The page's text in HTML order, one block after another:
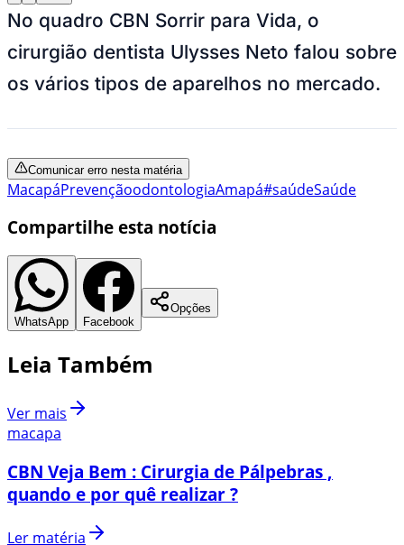
No quadro CBN Sorrir para Vida, o
cirurgião dentista Ulysses Neto falou sobre
os vários tipos de aparelhos no mercado.
Comunicar erro nesta matéria
MacapáPrevençãoodontologiaAmapá#saúdeSaúde
Compartilhe esta notícia
WhatsApp Facebook
Opções
Leia Também
Ver mais
macapa
CBN Veja Bem : Cirurgia de Pálpebras ,
quando e por quê realizar ?
Ler matéria